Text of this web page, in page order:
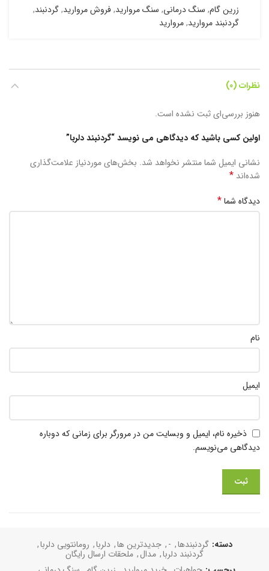
زرین گام, سنگ درمانی, سنگ مروارید,فروش مروارید,گردنبند,
گردنبند مروارید,مروارید
نظرات (0)
هنوز بررسی‌ای ثبت نشده است.
اولین کسی باشید که دیدگاهی می نویسد “گردنبند دلربا”
نشانی ایمیل شما منتشر نخواهد شد. بخش‌های موردنیاز علامت‌گذاری
شده‌اند *
دیدگاه شما*
نام
ایمیل
ذخیره نام، ایمیل و وبسایت من در مرورگر برای زمانی که دوباره
دیدگاهی می‌نویسم.
دسته: گردنبند‌‌ها,
-
, جدیدترین ها, دلربا, رومانتویی دلربا,
گردنبند دلربا, مدال, ملحقات ارسال رایگان